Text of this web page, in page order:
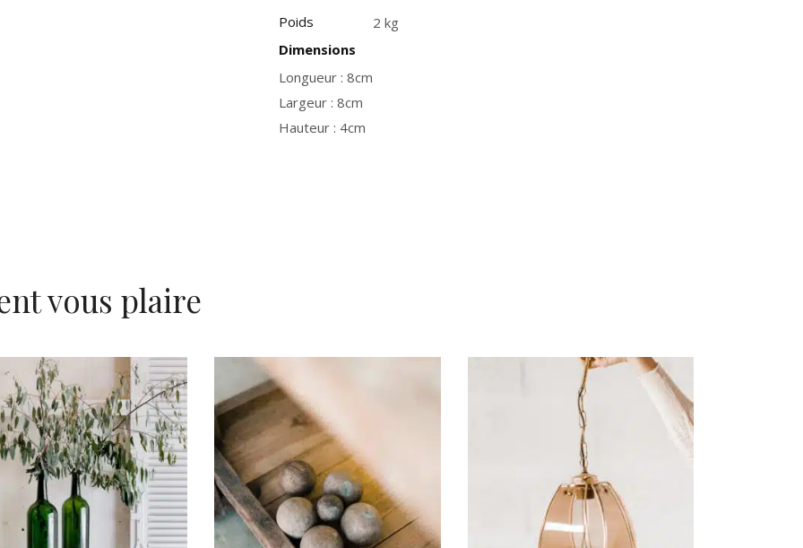
Poids
2 kg
Dimensions
Longueur : 8cm
Largeur : 8cm
Hauteur : 4cm
vous plaire
AJOUTER AU PANIER AJOUTER AU PANIER AJOUTER AU PANIER